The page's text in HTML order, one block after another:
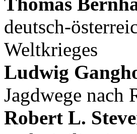
deutsch-
Weltkrieges
Ludwig
Jagdwege nach
Robert L.